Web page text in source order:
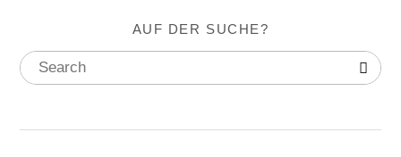
AUF DER SUCHE?